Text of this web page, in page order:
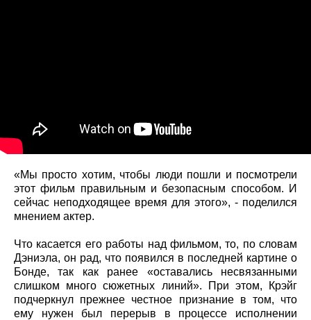
«Мы просто хотим, чтобы люди пошли и посмотрели
этот фильм правильным и безопасным способом. И
сейчас неподходящее время для этого», - поделился
мнением актер.
Что касается его работы над фильмом, то, по словам
Дэниэла, он рад, что появился в последней картине о
Бонде, так как ранее «оставались несвязанными
слишком много сюжетных линий». При этом, Крэйг
подчеркнул прежнее честное признание в том, что
ему нужен был перерыв в процессе исполнении